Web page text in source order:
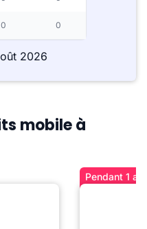
0 0
2026
mobile à
Pendant 1